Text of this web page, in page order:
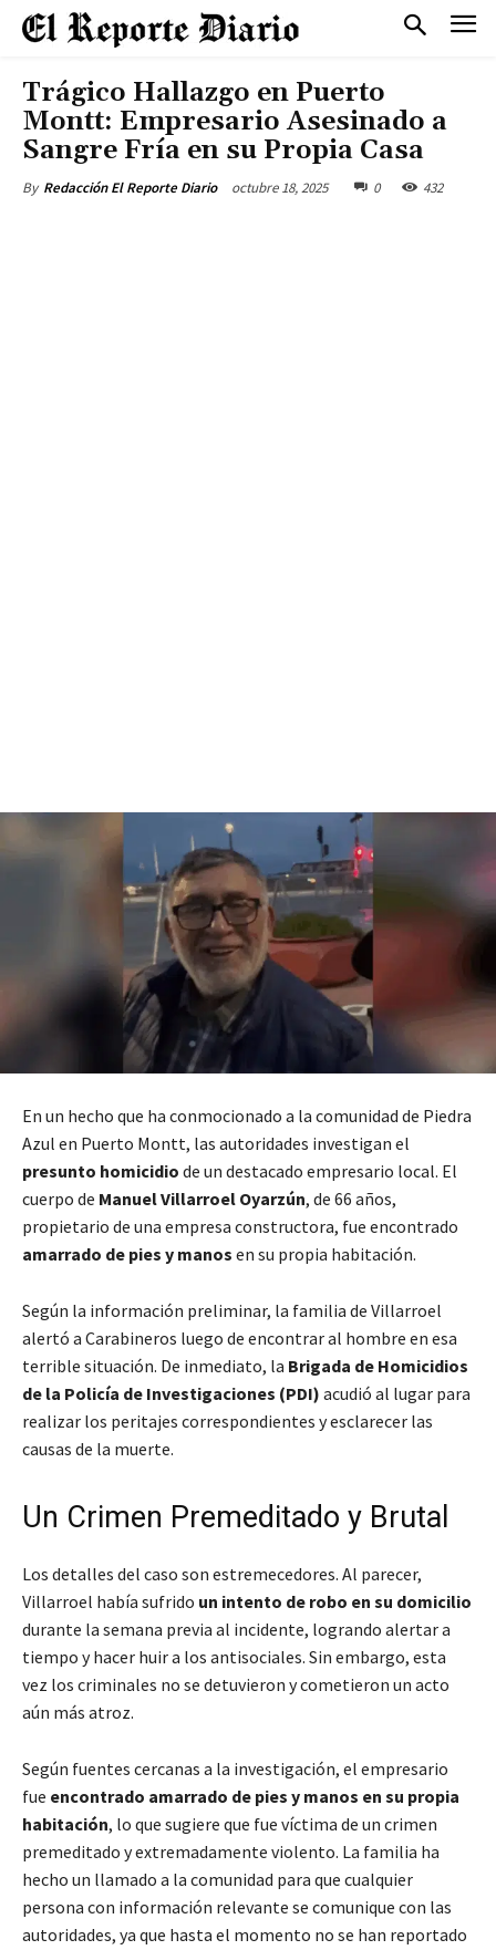
Trágico Hallazgo en Puerto
Montt: Empresario Asesinado a
Sangre Fría en su Propia Casa
By Redacción El Reporte Diario octubre 18, 2025 0 432
En un hecho que ha conmocionado a la comunidad de Piedra
Azul en Puerto Montt, las autoridades investigan el
presunto homicidio de un destacado empresario local. El
cuerpo de Manuel Villarroel Oyarzún, de 66 años,
propietario de una empresa constructora, fue encontrado
amarrado de pies y manos en su propia habitación.
Según la información preliminar, la familia de Villarroel
alertó a Carabineros luego de encontrar al hombre en esa
terrible situación. De inmediato, la Brigada de Homicidios
de la Policía de Investigaciones (PDI) acudió al lugar para
realizar los peritajes correspondientes y esclarecer las
causas de la muerte.
Un Crimen Premeditado y Brutal
Los detalles del caso son estremecedores. Al parecer,
Villarroel había sufrido un intento de robo en su domicilio
durante la semana previa al incidente, logrando alertar a
tiempo y hacer huir a los antisociales. Sin embargo, esta
vez los criminales no se detuvieron y cometieron un acto
aún más atroz.
Según fuentes cercanas a la investigación, el empresario
fue encontrado amarrado de pies y manos en su propia
habitación, lo que sugiere que fue víctima de un crimen
premeditado y extremadamente violento. La familia ha
hecho un llamado a la comunidad para que cualquier
persona con información relevante se comunique con las
autoridades, ya que hasta el momento no se han reportado